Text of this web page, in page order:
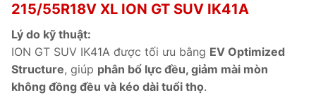
215/55R18V XL ION GT SUV IK41A
Lý do kỹ thuật:
ION GT SUV IK41A được tối ưu bằng EV Optimized
Structure, giúp phân bổ lực đều, giảm mài mòn
không đồng đều và kéo dài tuổi thọ.